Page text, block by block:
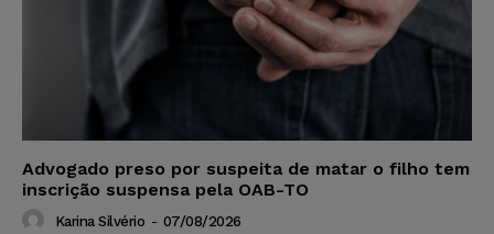
Advogado preso por suspeita de matar o filho tem
inscrição suspensa pela OAB-TO
Karina Silvério - 07/08/2026